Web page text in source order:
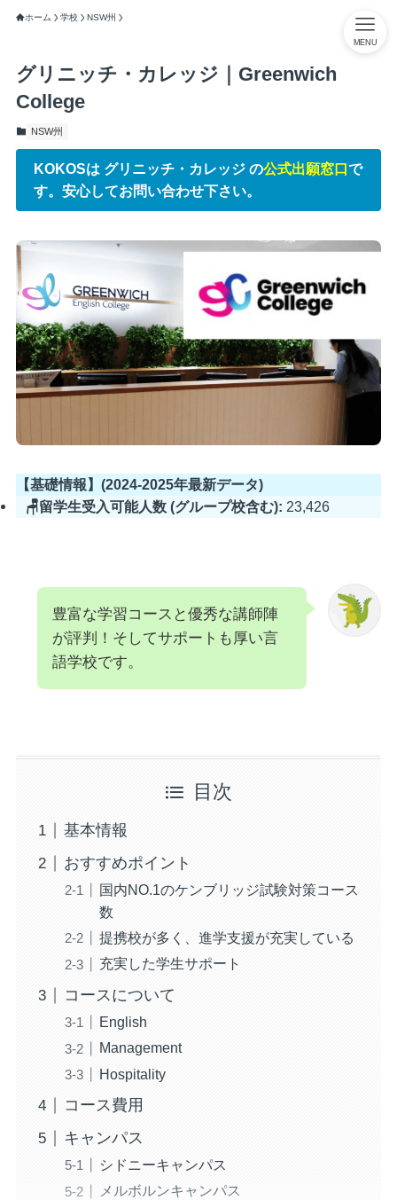
MENU
ホーム 学校 NSW州
グリニッチ・カレッジ｜Greenwich
College
NSW州
KOKOSは グリニッチ・カレッジ の公式出願窓口で
す。安心してお問い合わせ下さい。
【基礎情報】(2024-2025年最新データ)
🪑留学生受入可能人数 (グループ校含む): 23,426
豊富な学習コースと優秀な講師陣
が評判！そしてサポートも厚い言
語学校です。
目次
基本情報
おすすめポイント
国内NO.1のケンブリッジ試験対策コース
数
提携校が多く、進学支援が充実している
充実した学生サポート
コースについて
English
Management
Hospitality
コース費用
キャンパス
シドニーキャンパス
メルボルンキャンパス